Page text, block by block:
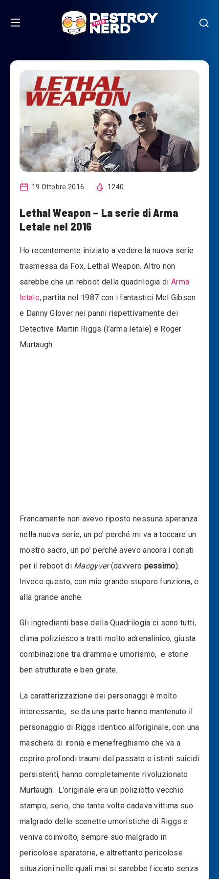
19 Ottobre 2016 1240
Lethal Weapon – La serie di Arma
Letale nel 2016
Ho recentemente iniziato a vedere la nuova serie
trasmessa da Fox, Lethal Weapon. Altro non
sarebbe che un reboot della quadrilogia di Arma
letale, partita nel 1987 con i fantastici Mel Gibson
e Danny Glover nei panni rispettivamente dei
Detective Martin Riggs (l’arma letale) e Roger
Murtaugh.
Francamente non avevo riposto nessuna speranza
nella nuova serie, un po’ perché mi va a toccare un
mostro sacro, un po’ perché avevo ancora i conati
per il reboot di Macgyver(davvero pessimo).
Invece questo, con mio grande stupore funziona, e
alla grande anche.
Gli ingredienti base della Quadrilogia ci sono tutti,
clima poliziesco a tratti molto adrenalinico, giusta
combinazione tra dramma e umorismo, e storie
ben strutturate e ben girate.
La caratterizzazione dei personaggi è molto
interessante, se da una parte hanno mantenuto il
personaggio di Riggs identico all’originale, con una
maschera di ironia e menefreghismo che va a
coprire profondi traumi del passato e istinti suicidi
persistenti, hanno completamente rivoluzionato
Murtaugh. L’originale era un poliziotto vecchio
stampo, serio, che tante volte cadeva vittima suo
malgrado delle scenette umoristiche di Riggs e
veniva coinvolto, sempre suo malgrado in
pericolose sparatorie, e altrettanto pericolose
situazioni nelle quali mai si sarebbe ficcato senza